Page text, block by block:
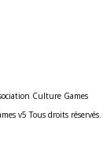
Culture Games
v5 Tous droits réservés.